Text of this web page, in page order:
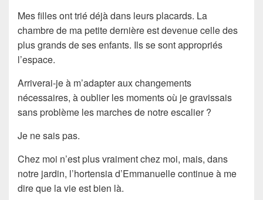
Mes filles ont trié déjà dans leurs placards. La
chambre de ma petite dernière est devenue celle des
plus grands de ses enfants. Ils se sont appropriés
l’espace.
Arriverai-je à m’adapter aux changements
nécessaires, à oublier les moments où je gravissais
sans problème les marches de notre escalier ?
Je ne sais pas.
Chez moi n’est plus vraiment chez moi, mais, dans
notre jardin, l’hortensia d’Emmanuelle continue à me
dire que la vie est bien là.